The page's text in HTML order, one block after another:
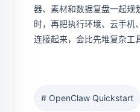
器、素材和数据复盘一起规
时，再把执行环境、云手机
连接起来，会比先堆复杂工
# OpenClaw Quickstart